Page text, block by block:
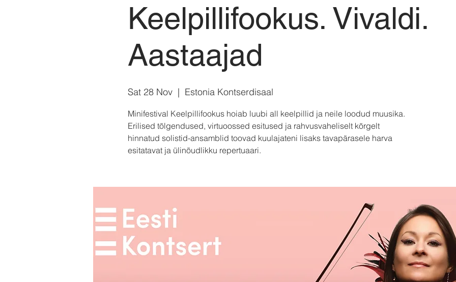
Keelpillifookus. Vivaldi.
Aastaajad
Sat 28 Nov
  |
Estonia Kontserdisaal
Minifestival Keelpillifookus hoiab luubi all keelpillid ja neile loodud muusika.
Erilised tõlgendused, virtuoossed esitused ja rahvusvaheliselt kõrgelt
hinnatud solistid-ansamblid toovad kuulajateni lisaks tavapärasele harva
esitatavat ja ülinõudlikku repertuaari.